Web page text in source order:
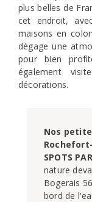
plus belles de
cet endroit,
maisons en
dégage une
pour bien
également
décorations.
Nos
SPOTS
nature
Bogerais
bord de